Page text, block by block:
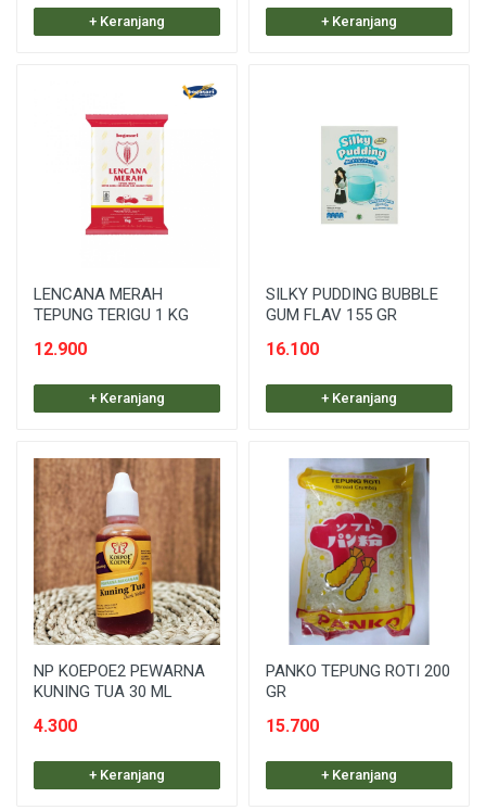
+ Keranjang + Keranjang
LENCANA MERAH
TEPUNG TERIGU 1 KG
12.900
+ Keranjang
SILKY PUDDING BUBBLE
GUM FLAV 155 GR
16.100
+ Keranjang
NP KOEPOE2 PEWARNA
KUNING TUA 30 ML
4.300
+ Keranjang
PANKO TEPUNG ROTI 200
GR
15.700
+ Keranjang